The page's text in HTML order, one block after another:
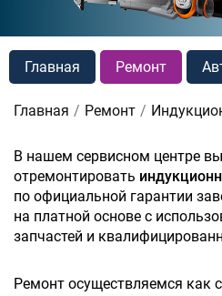
Главная Ремонт
Главная Ремонт
В нашем сервисном центре
отремонтировать
по официальной гарантии
на платной основе с
запчастей и
Ремонт осуществляемся как